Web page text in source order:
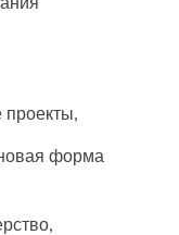
форма